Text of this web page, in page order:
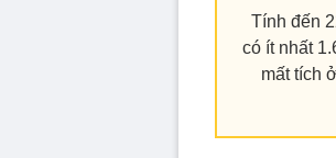
Tính đến
có ít nhất
mất tích